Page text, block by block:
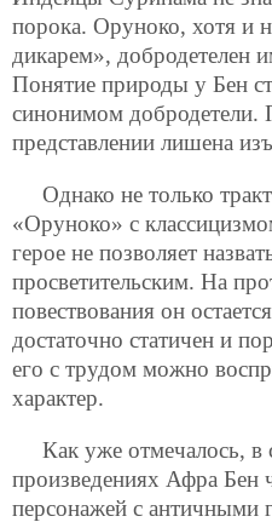
порока. Оруноко, хотя и
дикарем», добродетелен
Понятие природы у Бен
синонимом добродетели.
представлении лишена
Однако не только
«Оруноко» с
герое не позволяет
просветительским. На
повествования он
достаточно статичен и
его с трудом можно
характер.
Как уже отмечалось, в
произведениях Афра Бен
персонажей с